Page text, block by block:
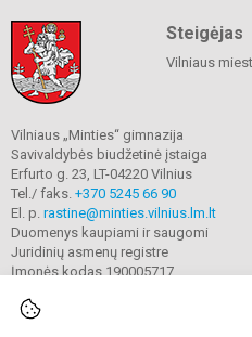
Steigėjas
Vilniaus
Vilniaus „Minties“ gimnazija
Savivaldybės biudžetinė įstaiga
Erfurto g. 23, LT-04220 Vilnius
Tel./ faks. +370 5245 66 90
El. p. rastine@minties.vilnius.lm.lt
Duomenys kaupiami ir saugomi
Juridinių asmenų registre
Įmonės kodas 190005717